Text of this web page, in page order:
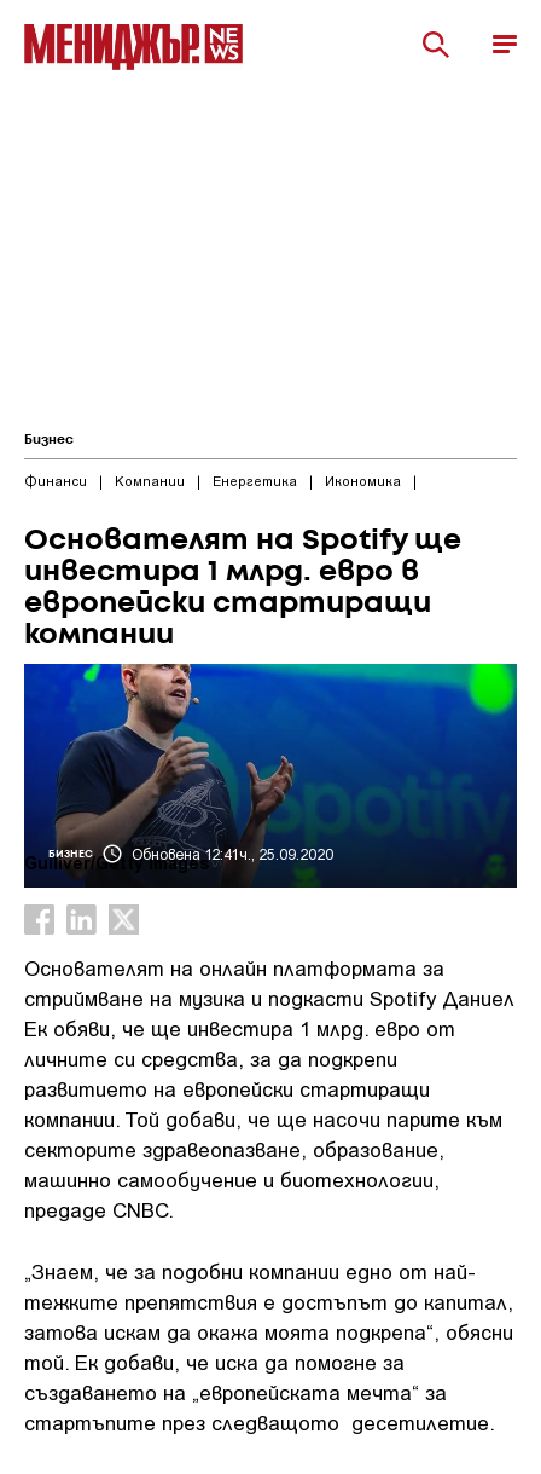
Бизнес
Финанси | Компании | Енергетика | Икономика |
Основателят на Spotify ще
инвестира 1 млрд. евро в
европейски стартиращи
компании
БИЗНЕС Обновена 12:41ч., 25.09.2020
Guiliver/Getty images
Основателят на онлайн платформата за
стриймване на музика и подкасти Spotify Даниел
Ек обяви, че ще инвестира 1 млрд. евро от
личните си средства, за да подкрепи
развитието на европейски стартиращи
компании. Той добави, че ще насочи парите към
секторите здравеопазване, образование,
машинно самообучение и биотехнологии,
предаде CNBC.
„Знаем, че за подобни компании едно от най-
тежките препятствия е достъпът до капитал,
затова искам да окажа моята подкрепа“, обясни
той. Ек добави, че иска да помогне за
създаването на „европейската мечта“ за
стартъпите през следващото десетилетие.